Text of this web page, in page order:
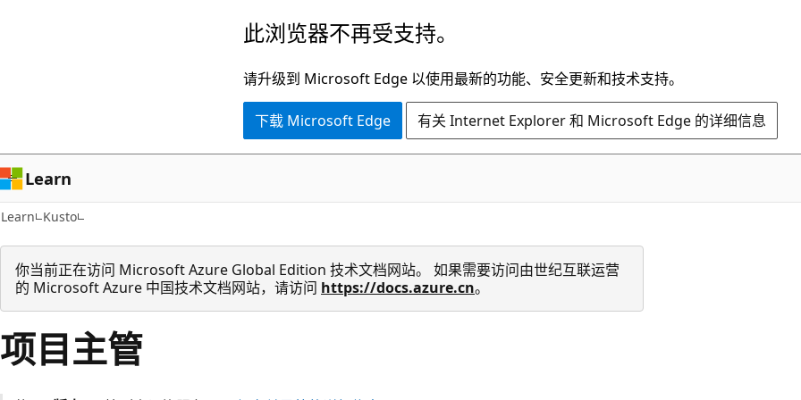
容
此浏览器不再受支持。
请升级到 Microsoft Edge 以使用最新的功能、安全更新和技术支持。
下载 Microsoft Edge 有关 Internet Explorer 和 Microsoft Edge 的详细信息
Learn
Learn Kusto
你当前正在访问 Microsoft Azure Global Edition 技术文档网站。 如果需要访问由世纪互联运营
的 Microsoft Azure 中国技术文档网站，请访问 https://docs.azure.cn。
项目主管